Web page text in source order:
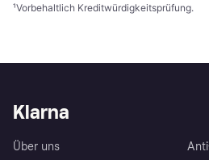
¹Vorbehaltlich Kreditwürdigkeitsprüfung.
Klarna
Über uns